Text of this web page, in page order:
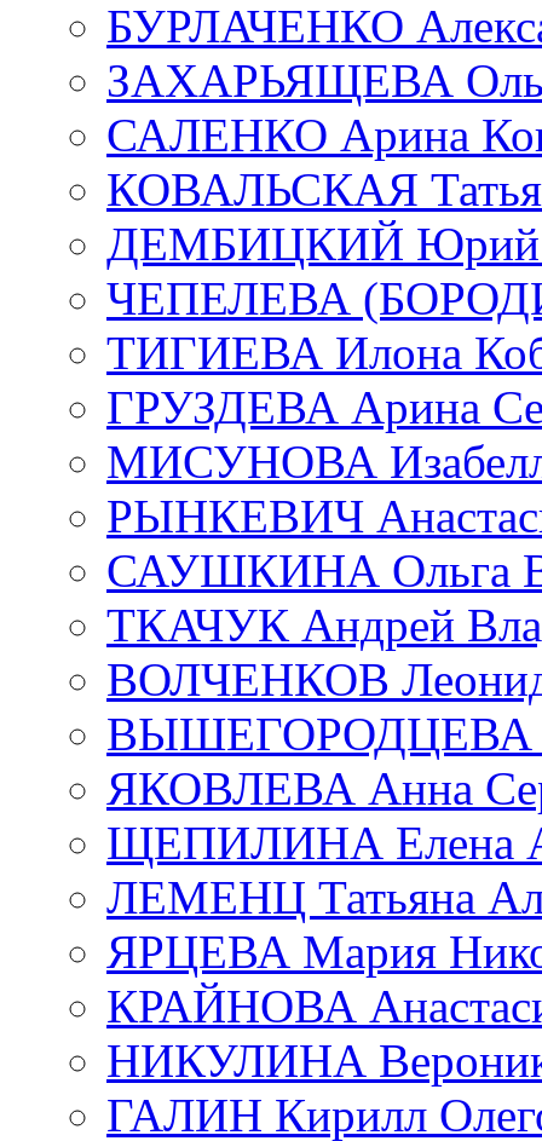
БУРЛАЧЕНКО
ЗАХАРЬЯЩЕВА
САЛЕНКО Арина
КОВАЛЬСКАЯ
ДЕМБИЦКИЙ Юрий
ЧЕПЕЛЕВА
ТИГИЕВА Илона
ГРУЗДЕВА Арина
МИСУНОВА
РЫНКЕВИЧ
САУШКИНА Ольга
ТКАЧУК Андрей
ВОЛЧЕНКОВ Леонид
ВЫШЕГОРОДЦЕВА
ЯКОВЛЕВА Анна
ЩЕПИЛИНА Елена
ЛЕМЕНЦ Татьяна
ЯРЦЕВА Мария
КРАЙНОВА
НИКУЛИНА
ГАЛИН Кирилл